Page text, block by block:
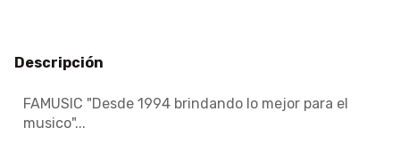
Descripción
FAMUSIC "Desde 1994 brindando lo mejor para el
musico"...